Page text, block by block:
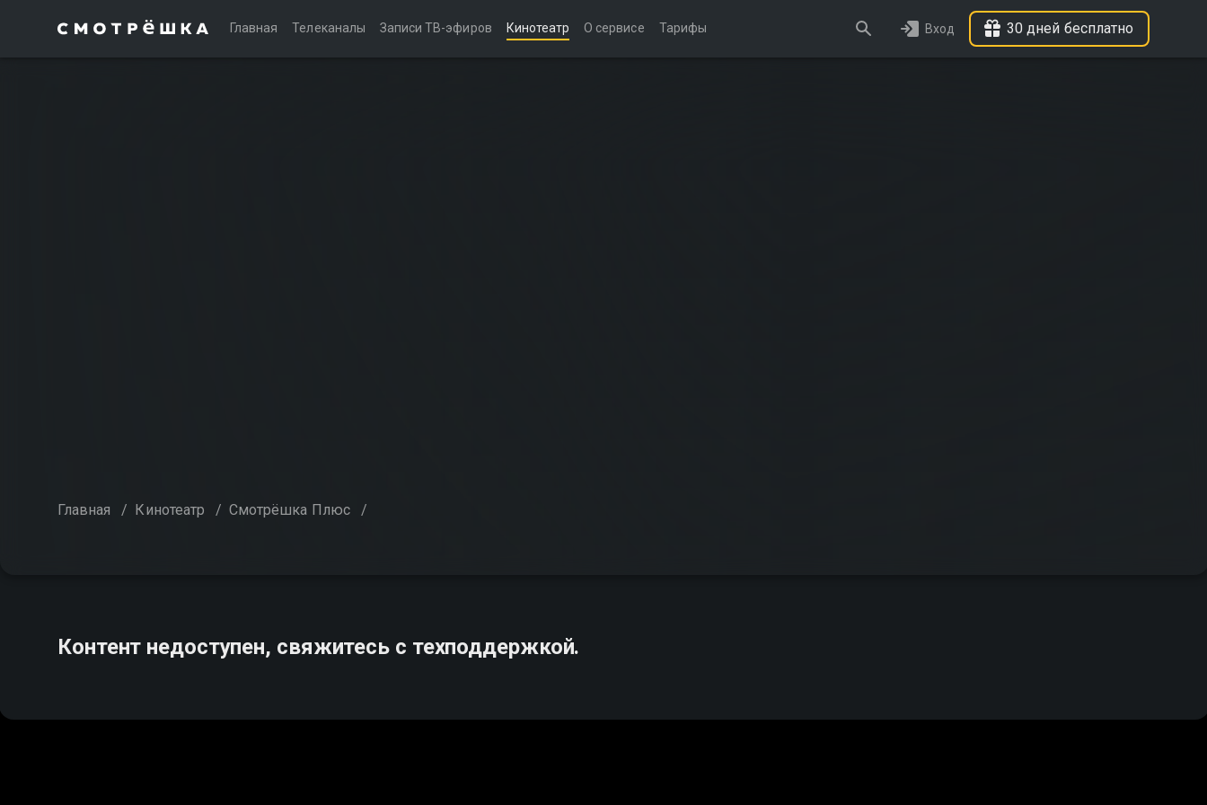
Главная Телеканалы Записи ТВ-эфиров Кинотеатр О сервисе Тарифы Вход 30 дней бесплатно
Главная / Кинотеатр / Смотрёшка Плюс /
Контент недоступен, свяжитесь с техподдержкой.